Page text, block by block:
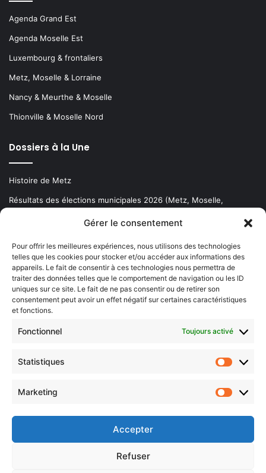
Gérer le consentement
Pour offrir les meilleures expériences, nous utilisons des technologies
telles que les cookies pour stocker et/ou accéder aux informations des
appareils. Le fait de consentir à ces technologies nous permettra de
traiter des données telles que le comportement de navigation ou les ID
uniques sur ce site. Le fait de ne pas consentir ou de retirer son
consentement peut avoir un effet négatif sur certaines caractéristiques
et fonctions.
Fonctionnel Toujours activé
Statistiques
Marketing
Accepter
Refuser
Agenda Grand Est
Agenda Moselle Est
Luxembourg & frontaliers
Metz, Moselle & Lorraine
Nancy & Meurthe & Moselle
Thionville & Moselle Nord
Dossiers à la Une
Histoire de Metz
Résultats des élections municipales 2026 (Metz, Moselle,
Newsletter gratuite
Choisissez : matin, soir ou hebdo ?
votre